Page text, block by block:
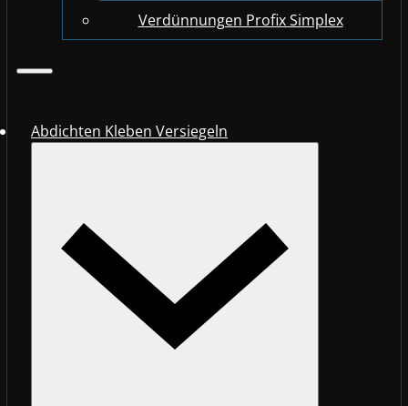
Verdünnungen Profix Simplex
Abdichten Kleben Versiegeln